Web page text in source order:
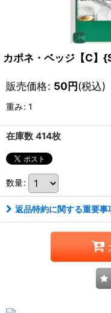
カポネ・ベッジ【C
販売価格: 50円(税込)
重み: 1
在庫数 414枚
数量:
返品特約に関する重要事